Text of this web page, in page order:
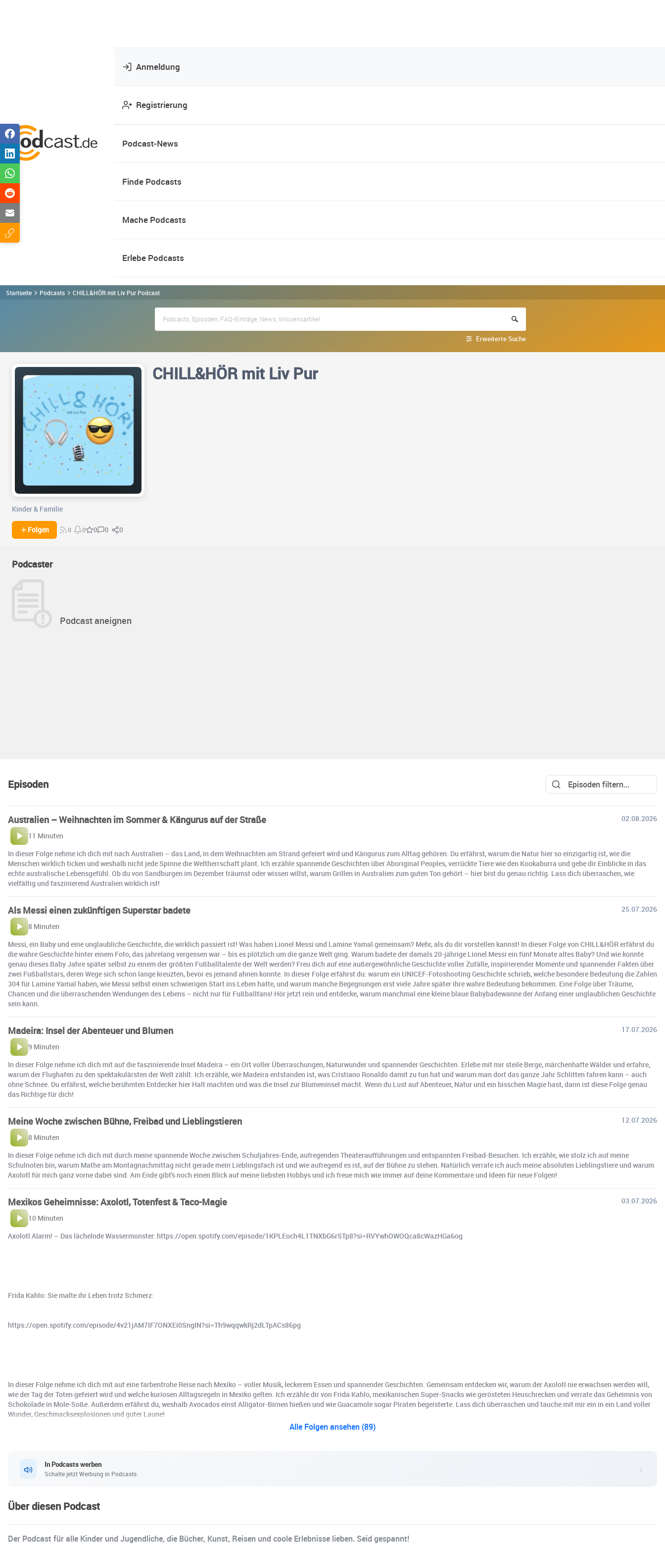
Anmeldung
Registrierung
Podcast-News
Finde Podcasts
Mache Podcasts
Erlebe Podcasts
Startseite Podcasts CHILL&HÖR mit Liv Pur Podcast
Erweiterte Suche
CHILL&HÖR mit Liv Pur
Kinder & Familie
Folgen 0 0 0 0 0
Podcaster
Podcast aneignen
Episoden
Australien – Weihnachten im Sommer & Kängurus auf der Straße
02.08.2026
11 Minuten
In dieser Folge nehme ich dich mit nach Australien – das Land, in dem Weihnachten am Strand gefeiert wird und Kängurus zum Alltag gehören. Du erfährst, warum die Natur hier so einzigartig ist, wie die
Menschen wirklich ticken und weshalb nicht jede Spinne die Weltherrschaft plant. Ich erzähle spannende Geschichten über Aboriginal Peoples, verrückte Tiere wie den Kookaburra und gebe dir Einblicke in das
echte australische Lebensgefühl. Ob du von Sandburgen im Dezember träumst oder wissen willst, warum Grillen in Australien zum guten Ton gehört – hier bist du genau richtig. Lass dich überraschen, wie
vielfältig und faszinierend Australien wirklich ist!
Als Messi einen zukünftigen Superstar badete
25.07.2026
8 Minuten
Messi, ein Baby und eine unglaubliche Geschichte, die wirklich passiert ist! Was haben Lionel Messi und Lamine Yamal gemeinsam? Mehr, als du dir vorstellen kannst! In dieser Folge von CHILL&HÖR erfährst du
die wahre Geschichte hinter einem Foto, das jahrelang vergessen war – bis es plötzlich um die ganze Welt ging. Warum badete der damals 20-jährige Lionel Messi ein fünf Monate altes Baby? Und wie konnte
genau dieses Baby Jahre später selbst zu einem der größten Fußballtalente der Welt werden? Freu dich auf eine außergewöhnliche Geschichte voller Zufälle, inspirierender Momente und spannender Fakten über
zwei Fußballstars, deren Wege sich schon lange kreuzten, bevor es jemand ahnen konnte. In dieser Folge erfährst du: warum ein UNICEF-Fotoshooting Geschichte schrieb, welche besondere Bedeutung die Zahlen
304 für Lamine Yamal haben, wie Messi selbst einen schwierigen Start ins Leben hatte, und warum manche Begegnungen erst viele Jahre später ihre wahre Bedeutung bekommen. Eine Folge über Träume,
Chancen und die überraschenden Wendungen des Lebens – nicht nur für Fußballfans! Hör jetzt rein und entdecke, warum manchmal eine kleine blaue Babybadewanne der Anfang einer unglaublichen Geschichte
sein kann.
Madeira: Insel der Abenteuer und Blumen
17.07.2026
9 Minuten
In dieser Folge nehme ich dich mit auf die faszinierende Insel Madeira – ein Ort voller Überraschungen, Naturwunder und spannender Geschichten. Erlebe mit mir steile Berge, märchenhafte Wälder und erfahre,
warum der Flughafen zu den spektakulärsten der Welt zählt. Ich erzähle, wie Madeira entstanden ist, was Cristiano Ronaldo damit zu tun hat und warum man dort das ganze Jahr Schlitten fahren kann – auch
ohne Schnee. Du erfährst, welche berühmten Entdecker hier Halt machten und was die Insel zur Blumeninsel macht. Wenn du Lust auf Abenteuer, Natur und ein bisschen Magie hast, dann ist diese Folge genau
das Richtige für dich!
Meine Woche zwischen Bühne, Freibad und Lieblings­tieren
12.07.2026
8 Minuten
In dieser Folge nehme ich dich mit durch meine spannende Woche zwischen Schuljahres-Ende, aufregenden Theateraufführungen und entspannten Freibad-Besuchen. Ich erzähle, wie stolz ich auf meine
Schulnoten bin, warum Mathe am Montagnachmittag nicht gerade mein Lieblingsfach ist und wie aufregend es ist, auf der Bühne zu stehen. Natürlich verrate ich auch meine absoluten Lieblingstiere und warum
Axolotl für mich ganz vorne dabei sind. Am Ende gibt's noch einen Blick auf meine liebsten Hobbys und ich freue mich wie immer auf deine Kommentare und Ideen für neue Folgen!
Mexikos Geheimnisse: Axolotl, Totenfest & Taco-Magie
03.07.2026
10 Minuten
Axolotl Alarm! – Das lächelnde Wassermonster: https://open.spotify.com/episode/1KPLEoch4L1TNXbG6rSTp8?si=RVYwhOWOQca8cWazHGa6og
Frida Kahlo: Sie malte ihr Leben trotz Schmerz:
https://open.spotify.com/episode/4v21jAM7IF7ONXEi0SngIN?si=Th9wqqwkRj2dLTpACs86pg
In dieser Folge nehme ich dich mit auf eine farbenfrohe Reise nach Mexiko – voller Musik, leckerem Essen und spannender Geschichten. Gemeinsam entdecken wir, warum der Axolotl nie erwachsen werden will,
wie der Tag der Toten gefeiert wird und welche kuriosen Alltagsregeln in Mexiko gelten. Ich erzähle dir von Frida Kahlo, mexikanischen Super-Snacks wie gerösteten Heuschrecken und verrate das Geheimnis von
Schokolade in Mole-Soße. Außerdem erfährst du, weshalb Avocados einst Alligator-Birnen hießen und wie Guacamole sogar Piraten begeisterte. Lass dich überraschen und tauche mit mir ein in ein Land voller
Wunder, Geschmacksexplosionen und guter Laune!
Alle Folgen ansehen (89)
In Podcasts werben
Schalte jetzt Werbung in Podcasts.
Über diesen Podcast
Der Podcast für alle Kinder und Jugendliche, die Bücher, Kunst, Reisen und coole Erlebnisse lieben. Seid gespannt!